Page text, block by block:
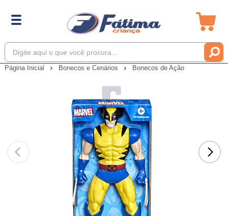
Página Inicial Bonecos e Cenários Bonecos de Ação